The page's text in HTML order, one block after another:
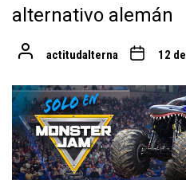
alternativo alemán
actitudalterna 12